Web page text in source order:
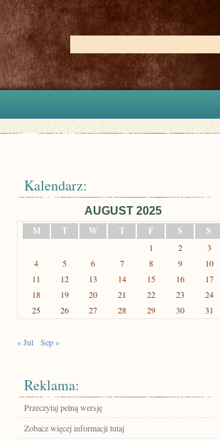
Kalendarz:
AUGUST 2025
M
T W T F S S
1 2
3
4
5 6 7 8 9
10
11
12 13 14 15 16
17
18
19 20 21 22 23
24
25
26 27 28 29 30 31
« Jul Sep »
Reklama:
Przeczytaj pełną wersję
Zobacz więcej informacji tutaj